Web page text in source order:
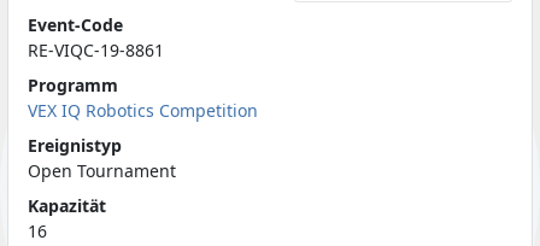
Event-Code
RE-VIQC-19-8861
Programm
VEX IQ Robotics Competition
Ereignistyp
Open Tournament
Kapazität
16